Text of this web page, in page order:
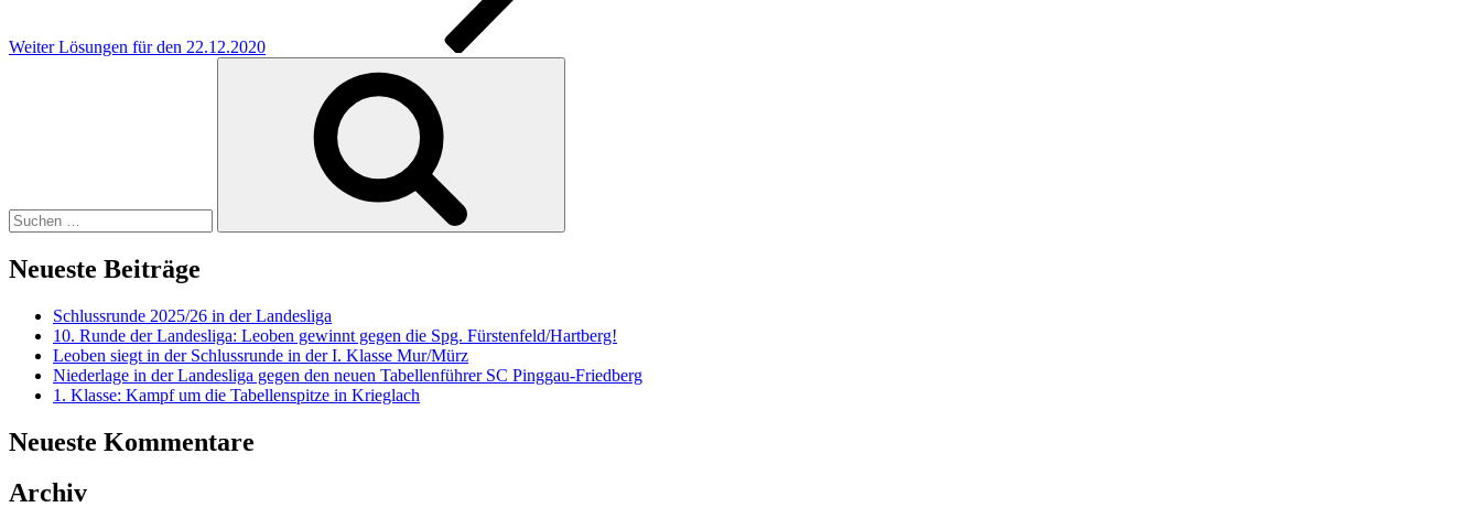
Weiter Lösungen für den 22.12.2020
Neueste Beiträge
Schlussrunde 2025/26 in der Landesliga
10. Runde der Landesliga: Leoben gewinnt gegen die Spg. Fürstenfeld/Hartberg!
Leoben siegt in der Schlussrunde in der I. Klasse Mur/Mürz
Niederlage in der Landesliga gegen den neuen Tabellenführer SC Pinggau-Friedberg
1. Klasse: Kampf um die Tabellenspitze in Krieglach
Neueste Kommentare
Archiv